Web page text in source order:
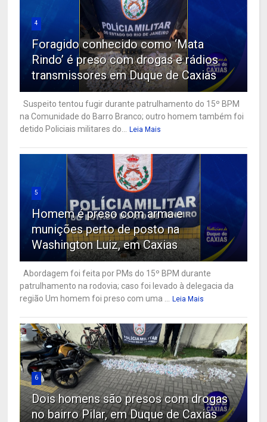
4
Foragido conhecido como ‘Mata
Rindo’ é preso com drogas e rádios
transmissores em Duque de Caxias
Suspeito tentou fugir durante patrulhamento do 15º BPM
na Comunidade do Barro Branco; outro homem também foi
detido Policiais militares do...
Leia Mais
5
Homem é preso com arma e
munições perto de posto na
Washington Luiz, em Caxias
Abordagem foi feita por PMs do 15º BPM durante
patrulhamento na rodovia; caso foi levado à delegacia da
região Um homem foi preso com uma ...
Leia Mais
6
Dois homens são presos com drogas
no bairro Pilar, em Duque de Caxias